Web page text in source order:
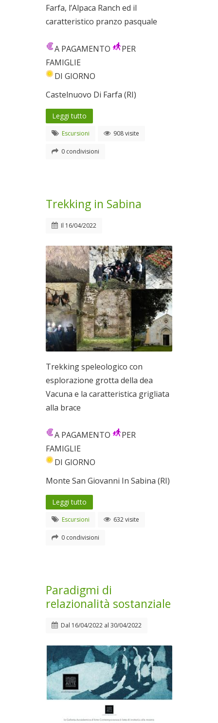
Farfa, l’Alpaca Ranch ed il
caratteristico pranzo pasquale
A PAGAMENTO
PER
FAMIGLIE
DI GIORNO
Castelnuovo Di Farfa (RI)
Leggi tutto
Escursioni 908 visite
0 condivisioni
Trekking in Sabina
Il 16/04/2022
Trekking speleologico con
esplorazione grotta della dea
Vacuna e la caratteristica grigliata
alla brace
A PAGAMENTO
PER
FAMIGLIE
DI GIORNO
Monte San Giovanni In Sabina (RI)
Leggi tutto
Escursioni 632 visite
0 condivisioni
Paradigmi di
relazionalità sostanziale
Dal 16/04/2022 al 30/04/2022